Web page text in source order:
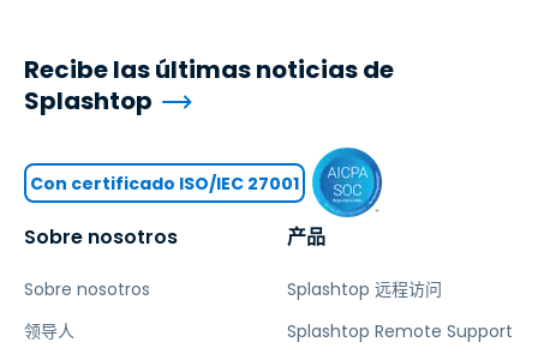
Sobre nosotros
Sobre nosotros
领导人
产品
Splashtop 远程访问
Splashtop Remote Support
Recibe las últimas noticias de
Splashtop
Con certificado ISO/IEC 27001